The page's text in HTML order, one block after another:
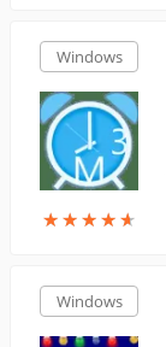
Windows
★★★★★
★★★★★
Windows